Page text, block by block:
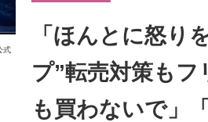
向け専門サイト 企業向けIT製品の総合
式
「ほんとに怒
プ”転売対策も
も買わないで」